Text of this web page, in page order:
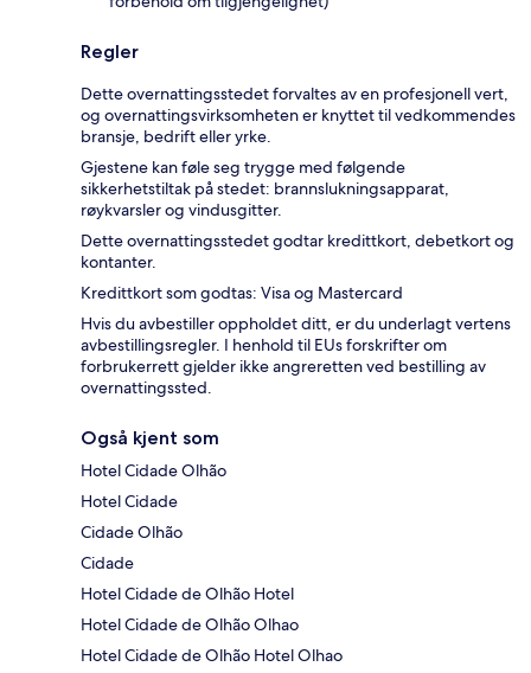
Regler
Dette overnattingsstedet forvaltes av en profesjonell vert,
og overnattingsvirksomheten er knyttet til vedkommendes
bransje, bedrift eller yrke.
Gjestene kan føle seg trygge med følgende
sikkerhetstiltak på stedet: brannslukningsapparat,
røykvarsler og vindusgitter.
Dette overnattingsstedet godtar kredittkort, debetkort og
kontanter.
Kredittkort som godtas: Visa og Mastercard
Hvis du avbestiller oppholdet ditt, er du underlagt vertens
avbestillingsregler. I henhold til EUs forskrifter om
forbrukerrett gjelder ikke angreretten ved bestilling av
overnattingssted.
Også kjent som
Hotel Cidade Olhão
Hotel Cidade
Cidade Olhão
Cidade
Hotel Cidade de Olhão Hotel
Hotel Cidade de Olhão Olhao
Hotel Cidade de Olhão Hotel Olhao